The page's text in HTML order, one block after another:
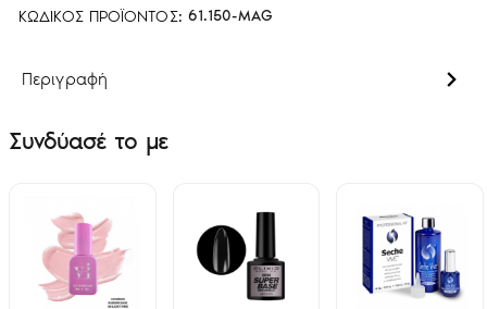
ΚΩΔΙΚΌΣ ΠΡΟΪΌΝΤΟΣ: 61.150-MAG
Περιγραφή
Συνδύασέ το με